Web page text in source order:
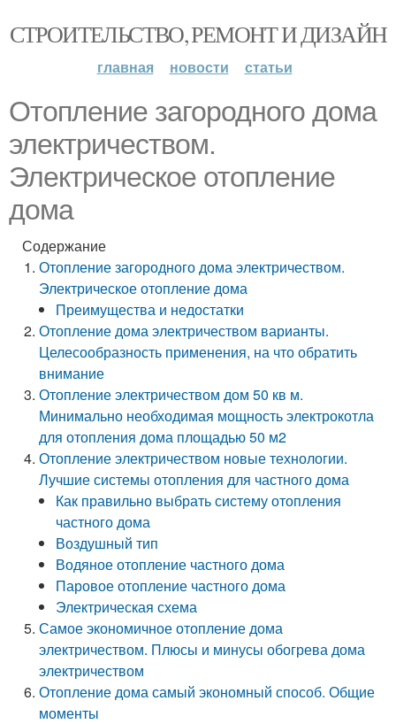
СТРОИТЕЛЬСТВО, РЕМОНТ И ДИЗАЙН
главная новости статьи
Отопление загородного дома
электричеством.
Электрическое отопление
дома
Содержание
Отопление загородного дома электричеством.
Электрическое отопление дома
Преимущества и недостатки
Отопление дома электричеством варианты.
Целесообразность применения, на что обратить
внимание
Отопление электричеством дом 50 кв м.
Минимально необходимая мощность электрокотла
для отопления дома площадью 50 м2
Отопление электричеством новые технологии.
Лучшие системы отопления для частного дома
Как правильно выбрать систему отопления
частного дома
Воздушный тип
Водяное отопление частного дома
Паровое отопление частного дома
Электрическая схема
Самое экономичное отопление дома
электричеством. Плюсы и минусы обогрева дома
электричеством
Отопление дома самый экономный способ. Общие
моменты